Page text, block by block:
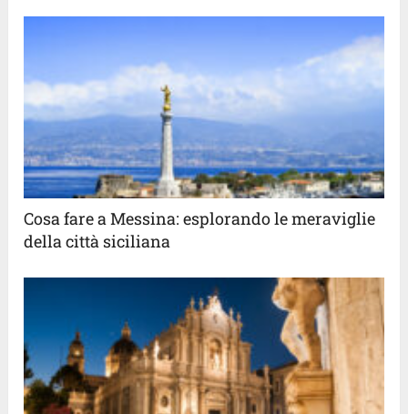
Cosa fare a Messina: esplorando le meraviglie
della città siciliana